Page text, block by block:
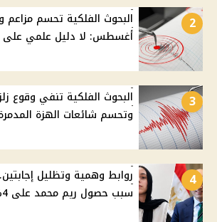
2
أغسطس: لا دليل علمي على
3
البحوث الفلكية تنفي وقوع
وتحسم شائعات الهزة
4
روابط وهمية وتظليل
سبب حصول ريم محمد على 4% بالثانوية العامة